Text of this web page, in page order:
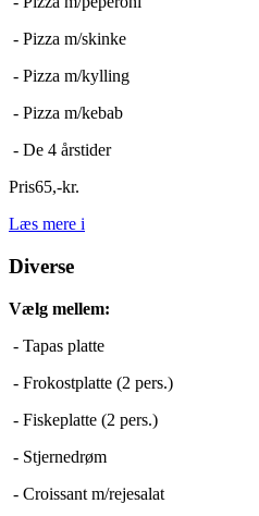
- Pizza m/skinke
- Pizza m/kylling
- Pizza m/kebab
- De 4 årstider
Pris65,-kr.
Læs mere i
Diverse
Vælg mellem:
- Tapas platte
- Frokostplatte (2 pers.)
- Fiskeplatte (2 pers.)
- Stjernedrøm
- Croissant m/rejesalat